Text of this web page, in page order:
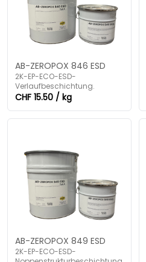
AB-ZEROPOX 846 ESD
2K-EP-ECO-ESD-
Verlaufbeschichtung.
CHF 15.50 / kg
AB-ZEROPOX 849 ESD
2K-EP-ECO-ESD-